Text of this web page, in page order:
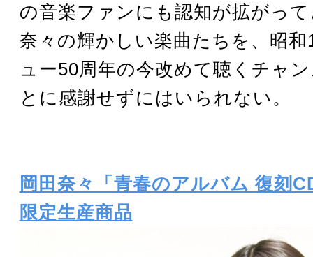
の音楽ファンにも認知が拡がっ
奈々の輝かしい楽曲たちを、昭
ュー50周年の今改めて聴くチャ
とに感謝せずにはいられない。
岡田奈々「青春のアルバム 復刻
限定生産商品